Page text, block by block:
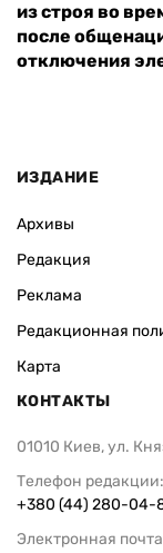
из строя во
после
отключения
ИЗДАНИЕ
Архивы
Редакция
Реклама
Редакционная
Карта
КОНТАКТЫ
01010 Киев, ул.
Телефон редакции:
+380 (44) 280-04-
Электронная